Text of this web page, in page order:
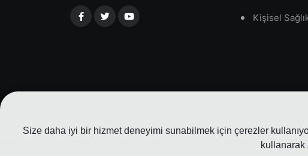
Size daha iyi bir hizmet deneyimi sunabilmek için çerezler
kullanarak
Kişisel